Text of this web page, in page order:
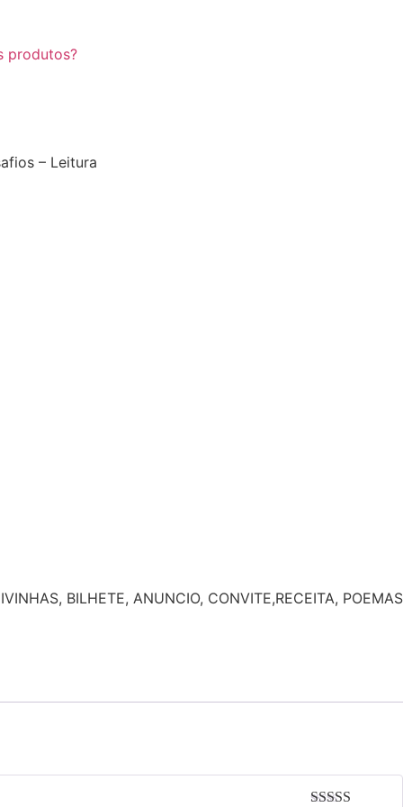
produtos?
– Leitura
BILHETE, ANUNCIO, CONVITE,RECEITA, POEMAS